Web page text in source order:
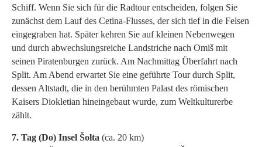
Schiff. Wenn Sie sich für die Radtour entscheiden, folgen Sie
zunächst dem Lauf des Cetina-Flusses, der sich tief in die Felsen
eingegraben hat. Später kehren Sie auf kleinen Nebenwegen
und durch abwechslungsreiche Landstriche nach Omiš mit
seinen Piratenburgen zurück. Am Nachmittag Überfahrt nach
Split. Am Abend erwartet Sie eine geführte Tour durch Split,
dessen Altstadt, die in den berühmten Palast des römischen
Kaisers Diokletian hineingebaut wurde, zum Weltkulturerbe
zählt.
7. Tag (Do) Insel Šolta (ca. 20 km)